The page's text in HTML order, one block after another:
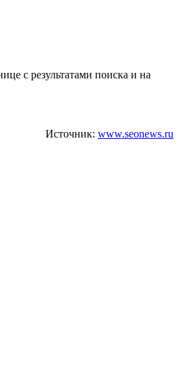
с результатами поиска и на
Источник: www.seonews.ru